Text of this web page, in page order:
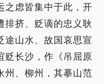
之虑皆集中于此，开
排挤、贬谪的忠义耿
途山水、故国哀思宣
贬长沙，作《吊屈原
州、柳州，其摹山范